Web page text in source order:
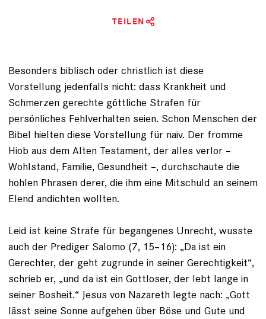
TEILEN
Besonders biblisch oder christlich ist diese
Vorstellung jedenfalls nicht: dass Krankheit und
Schmerzen gerechte göttliche Strafen für
persönliches Fehlverhalten seien. Schon Menschen der
­Bibel hielten diese Vorstellung für naiv. Der fromme
Hiob aus dem Alten Testament, der alles verlor –
Wohlstand, Familie, Gesundheit –, durchschaute die
hohlen Phrasen derer, die ihm eine Mitschuld an seinem
Elend andichten wollten.
Leid ist keine Strafe für begangenes Unrecht, wusste
auch der Prediger Salomo (7, 15–16): „Da ist ein
Gerechter, der geht zugrunde in seiner Gerechtigkeit“,
schrieb er, „und da ist ein Gottloser, der lebt lange in
seiner Bosheit.“ Jesus von Nazareth legte nach: „Gott
lässt seine Sonne aufgehen über Böse und Gute und